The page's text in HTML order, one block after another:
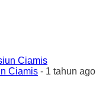
Ciamis - 1 tahun ago